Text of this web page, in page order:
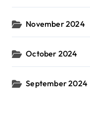
November 2024
October 2024
September 2024